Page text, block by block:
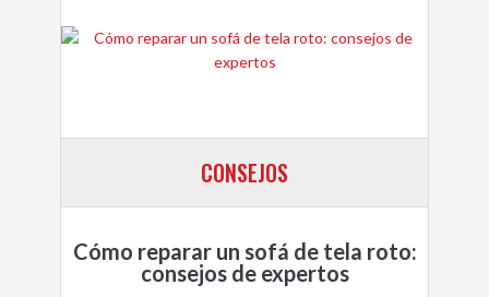
CONSEJOS
Cómo reparar un sofá de tela roto:
consejos de expertos